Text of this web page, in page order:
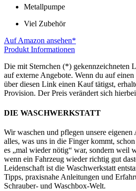
Metallpumpe
Viel Zubehör
Auf Amazon ansehen*
Produkt Informationen
Die mit Sternchen (*) gekennzeichneten
auf externe Angebote. Wenn du auf
über diesen Link einen Kauf tätigst,
Provision. Der Preis verändert sich
DIE WASCHWERKSTATT
Wir waschen und pflegen unsere
alles, was uns in die Finger kommt,
es „mal wieder nötig“ war, sondern weil
wenn ein Fahrzeug wieder richtig gut
Leidenschaft ist die Waschwerkstatt
Tipps, praxisnahe Anleitungen und
Schrauber- und Waschbox-Welt.